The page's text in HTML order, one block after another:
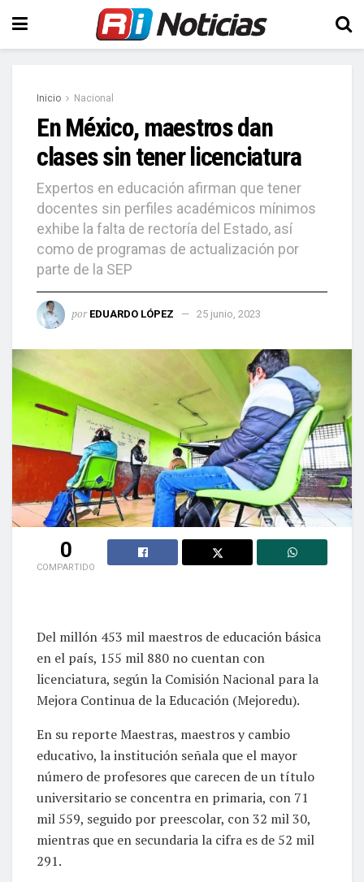
Inicio Nacional
En México, maestros dan
clases sin tener licenciatura
Expertos en educación afirman que tener
docentes sin perfiles académicos mínimos
exhibe la falta de rectoría del Estado, así
como de programas de actualización por
parte de la SEP
por EDUARDO LÓPEZ 25 junio, 2023
0
COMPARTIDO
Del millón 453 mil maestros de educación básica
en el país, 155 mil 880 no cuentan con
licenciatura, según la Comisión Nacional para la
Mejora Continua de la Educación (Mejoredu).
En su reporte Maestras, maestros y cambio
educativo, la institución señala que el mayor
número de profesores que carecen de un título
universitario se concentra en primaria, con 71
mil 559, seguido por preescolar, con 32 mil 30,
mientras que en secundaria la cifra es de 52 mil
291.